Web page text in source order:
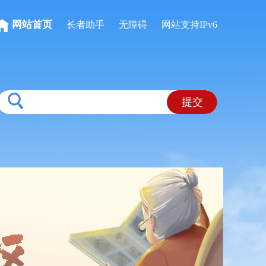
网站首页 长者助手 无障碍 网站支持IPv6
提交